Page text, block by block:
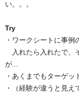
い。。。
Try
・ワークシートに事例
入れたら入れたで、
が...
・あくまでもターゲ
・（経験が違うと見え